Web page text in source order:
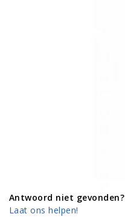
Antwoord niet gevonden?
Laat ons helpen!